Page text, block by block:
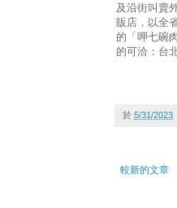
及沿街叫賣
販店，以全
的「呷七碗
的可洽：台
於 5/31/2023
較新的文章